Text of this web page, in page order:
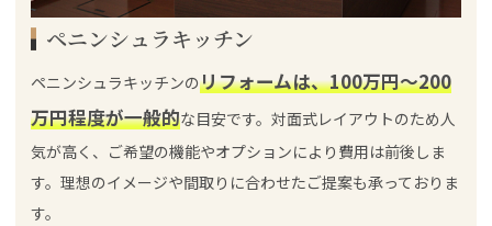
ペニンシュラキッチン
ペニンシュラキッチンのリフォームは、100万円～200
万円程度が一般的な目安です。対面式レイアウトのため人
気が高く、ご希望の機能やオプションにより費用は前後しま
す。理想のイメージや間取りに合わせたご提案も承っておりま
す。